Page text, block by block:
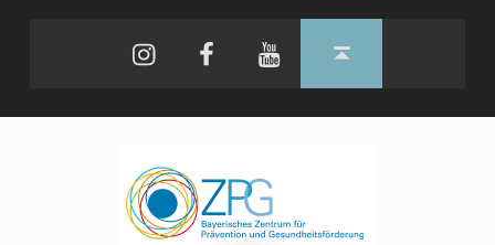
FacebookYouTubeBack to top ↑